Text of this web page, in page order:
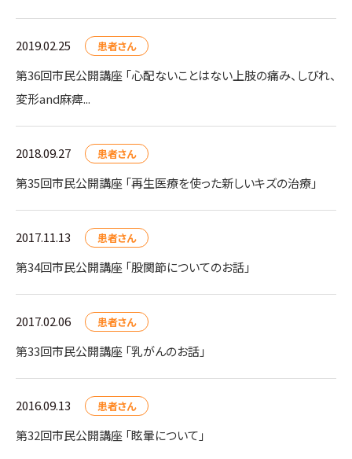
2019.02.25 患者さん
第36回市民公開講座 「心配ないことはない上肢の痛み、しびれ、
変形and麻痺...
2018.09.27 患者さん
第35回市民公開講座 「再生医療を使った新しいキズの治療」
2017.11.13 患者さん
第34回市民公開講座 「股関節についてのお話」
2017.02.06 患者さん
第33回市民公開講座 「乳がんのお話」
2016.09.13 患者さん
第32回市民公開講座 「眩暈について」